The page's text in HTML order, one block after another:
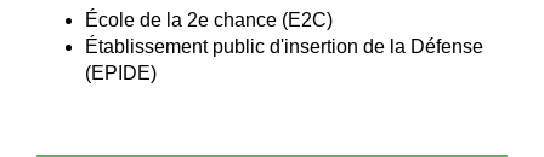
École de la 2e chance (E2C)
Établissement public d'insertion de la Défense
(EPIDE)